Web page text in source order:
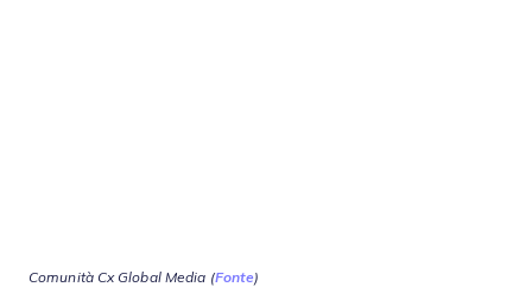
Comunità Cx Global Media (Fonte)